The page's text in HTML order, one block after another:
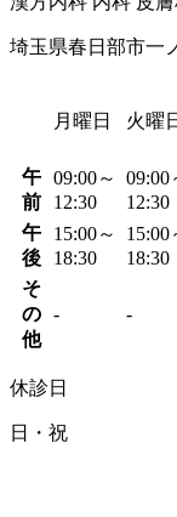
埼玉県春日部市一
月曜日 火曜
午
前
09:00～
12:30
09:00
12:30
午
後
15:00～
18:30
15:00
18:30
そ
の
他
- -
休診日
日・祝